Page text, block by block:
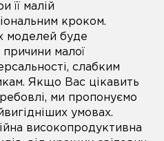
її малій
кроком.
моделей буде
малої
слабким
Якщо Вас цікавить
ми пропонуємо
умовах.
високопродуктивна